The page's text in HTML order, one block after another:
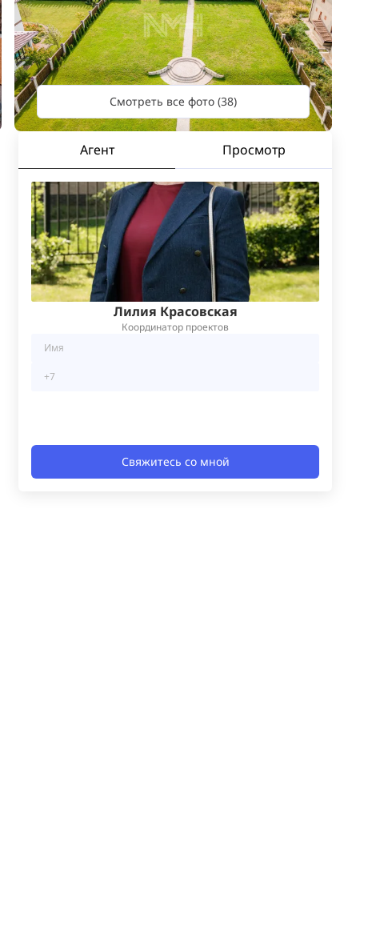
Смотреть все фото (38)
Агент Просмотр
Лилия Красовская
Координатор проектов
Свяжитесь со мной